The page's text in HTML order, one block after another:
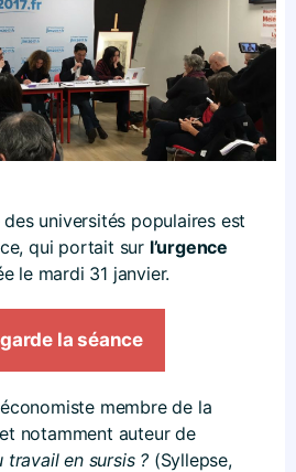
universités populaires est
qui portait sur l’urgence
le mardi 31 janvier.
la séance
membre de la
notamment auteur de
travail en sursis ? (Syllepse,